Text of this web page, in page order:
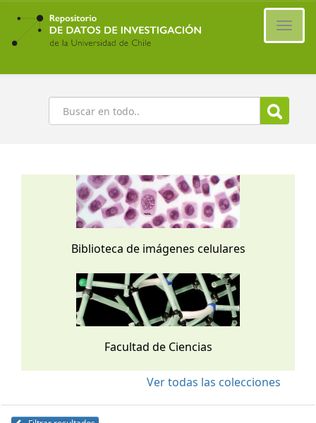
Ir
contenido
principal
Buscar
Biblioteca de imágenes celulares
Facultad de Ciencias
Ver todas las colecciones